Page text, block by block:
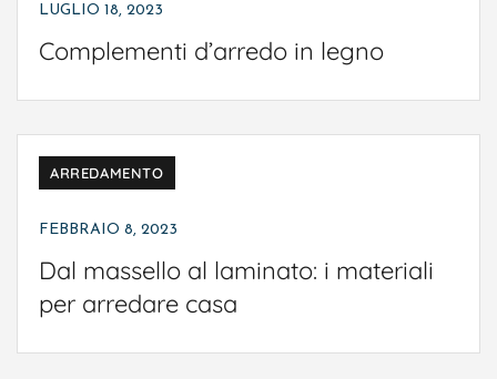
LUGLIO 18, 2023
Complementi d’arredo in legno
ARREDAMENTO
FEBBRAIO 8, 2023
Dal massello al laminato: i materiali
per arredare casa